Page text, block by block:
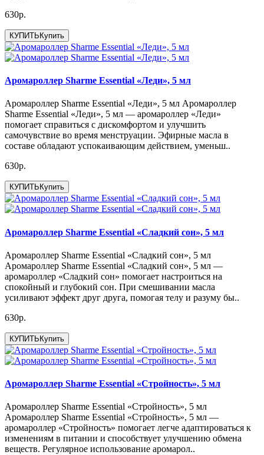
630р.
КУПИТЬ Купить
Аромароллер Sharme Essential «Леди», 5 мл
Аромароллер Sharme Essential «Леди», 5 мл Аромароллер
Sharme Essential «Леди», 5 мл — аромароллер «Леди»
помогает справиться с дискомфортом и улучшить
самочувствие во время менструации. Эфирные масла в
составе обладают успокаивающим действием, уменьш..
630р.
КУПИТЬ Купить
Аромароллер Sharme Essential «Сладкий сон», 5 мл
Аромароллер Sharme Essential «Сладкий сон», 5 мл
Аромароллер Sharme Essential «Сладкий сон», 5 мл —
аромароллер «Сладкий сон» помогает настроиться на
спокойный и глубокий сон. При смешивании масла
усиливают эффект друг друга, помогая телу и разуму бы..
630р.
КУПИТЬ Купить
Аромароллер Sharme Essential «Стройность», 5 мл
Аромароллер Sharme Essential «Стройность», 5 мл
Аромароллер Sharme Essential «Стройность», 5 мл —
аромароллер «Стройность» помогает легче адаптироваться к
изменениям в питании и способствует улучшению обмена
веществ. Регулярное использование аромарол..